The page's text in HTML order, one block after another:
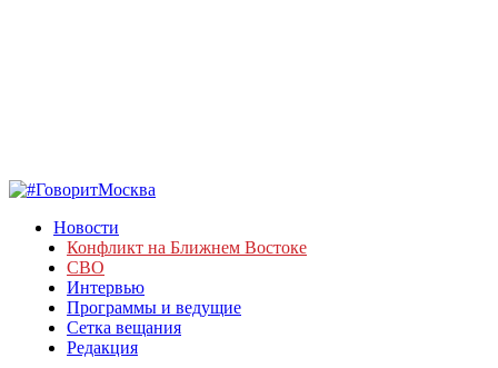
Новости
Конфликт на Ближнем Востоке
СВО
Интервью
Программы и ведущие
Сетка вещания
Редакция